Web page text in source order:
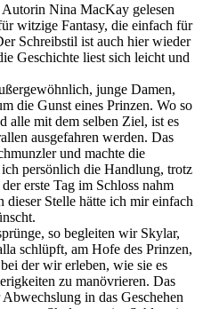
Nina MacKay gelesen
witzige Fantasy, die einfach für
Schreibstil ist auch hier wieder
Geschichte liest sich leicht und
junge Damen,
die Gunst eines Prinzen. Wo so
alle mit dem selben Ziel, ist es
ausgefahren werden. Das
und machte die
persönlich die Handlung, trotz
erste Tag im Schloss nahm
Stelle hätte ich mir einfach
so begleiten wir Skylar,
schlüpft, am Hofe des Prinzen,
der wir erleben, wie sie es
zu manövrieren. Das
in das Geschehen